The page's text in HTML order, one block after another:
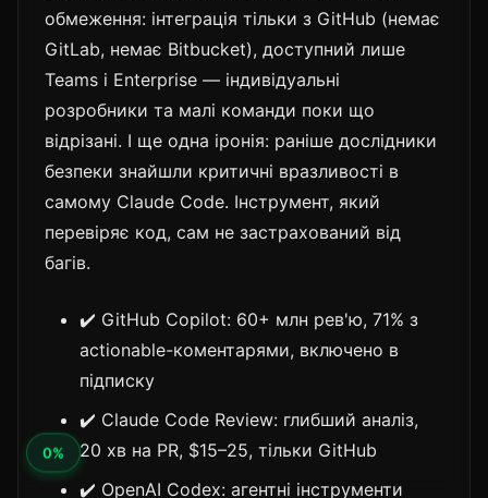
обмеження: інтеграція тільки з GitHub (немає
GitLab, немає Bitbucket), доступний лише
Teams і Enterprise — індивідуальні
розробники та малі команди поки що
відрізані. І ще одна іронія: раніше дослідники
безпеки знайшли критичні вразливості в
самому Claude Code. Інструмент, який
перевіряє код, сам не застрахований від
багів.
✔️ GitHub Copilot: 60+ млн рев'ю, 71% з
actionable-коментарями, включено в
підписку
✔️ Claude Code Review: глибший аналіз,
20 хв на PR, $15–25, тільки GitHub
✔️ OpenAI Codex: агентні інструменти